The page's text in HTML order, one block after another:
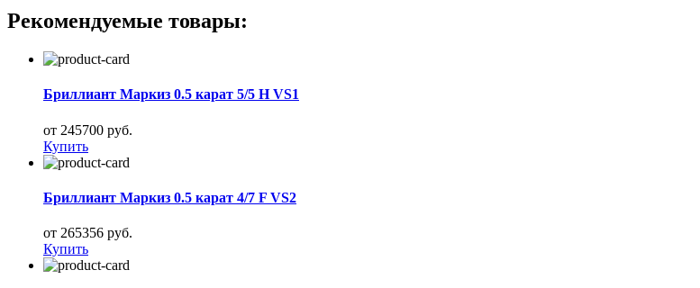
Рекомендуемые товары:
Бриллиант Маркиз 0.5 карат 5/5 H VS1
от 245700 руб.
Купить
Бриллиант Маркиз 0.5 карат 4/7 F VS2
от 265356 руб.
Купить